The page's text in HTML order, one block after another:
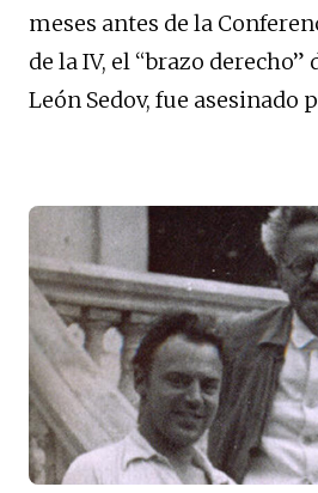
meses antes de la
de la IV, el “brazo
León Sedov, fue asesinado